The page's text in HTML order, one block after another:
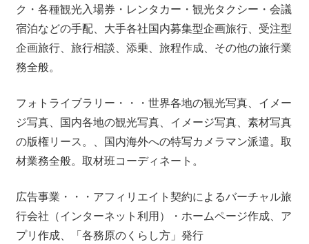
ク・各種観光入場券・レンタカー・観光タクシー・会議
宿泊などの手配、大手各社国内募集型企画旅行、受注型
企画旅行、旅行相談、添乗、旅程作成、その他の旅行業
務全般。
フォトライブラリー・・・世界各地の観光写真、イメー
ジ写真、国内各地の観光写真、イメージ写真、素材写真
の版権リース。、国内海外への特写カメラマン派遣。取
材業務全般。取材班コーディネート。
広告事業・・・アフィリエイト契約によるバーチャル旅
行会社（インターネット利用）・ホームページ作成、ア
プリ作成、「各務原のくらし方」発行